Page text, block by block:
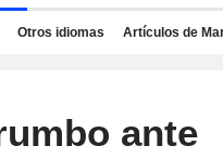
Otros idiomas Artículos de
ante